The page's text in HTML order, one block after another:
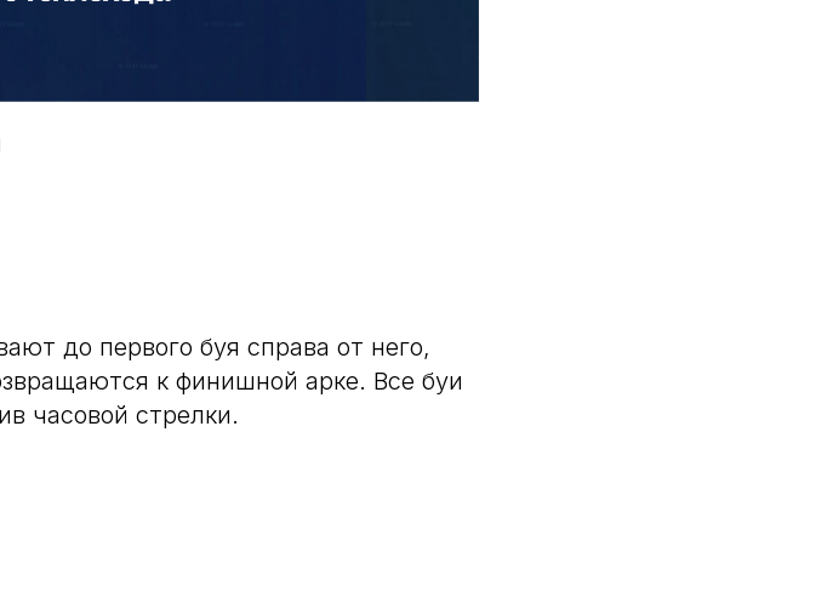
до первого буя справа от него,
к финишной арке. Все буи
часовой стрелки.